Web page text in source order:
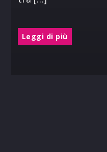
Leggi di più